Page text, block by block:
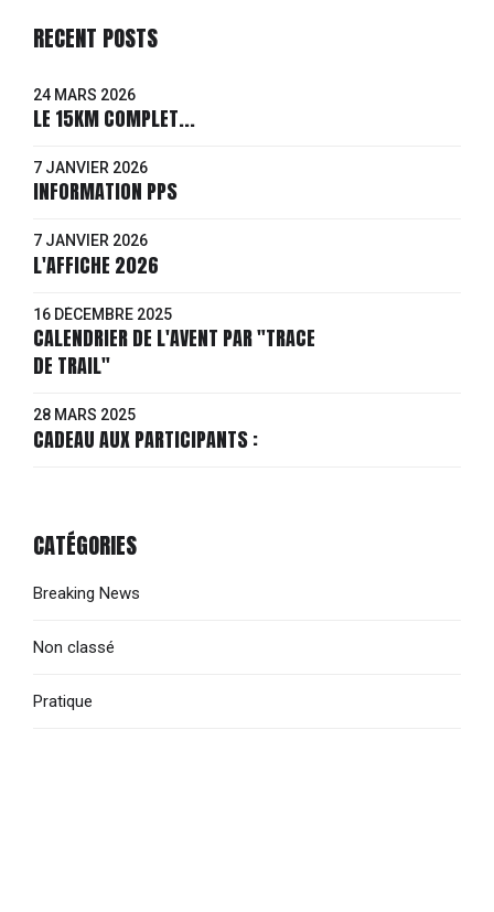
RECENT POSTS
24 MARS 2026
LE 15KM COMPLET...
7 JANVIER 2026
INFORMATION PPS
7 JANVIER 2026
L'AFFICHE 2026
16 DÉCEMBRE 2025
CALENDRIER DE L'AVENT PAR "TRACE
DE TRAIL"
28 MARS 2025
CADEAU AUX PARTICIPANTS :
CATÉGORIES
Breaking News
Non classé
Pratique